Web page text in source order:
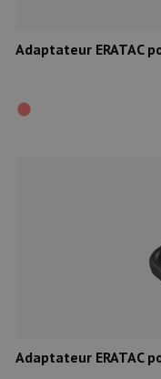
Adaptateur ERATAC
Adaptateur ERATAC